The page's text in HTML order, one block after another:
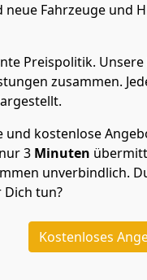
neue Fahrzeuge und
Preispolitik.
zusammen.
und kostenlose
3 Minuten
unverbindlich.
tun?
Kostenloses